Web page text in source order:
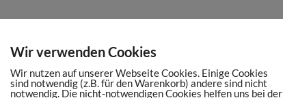
Wir verwenden Cookies
Wir nutzen auf unserer Webseite Cookies. Einige Cookies
sind notwendig (z.B. für den Warenkorb) andere sind nicht
notwendig. Die nicht-notwendigen Cookies helfen uns bei der